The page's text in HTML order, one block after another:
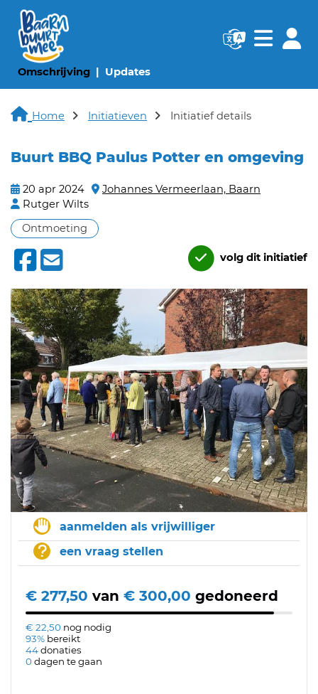
Omschrijving(huidige pagina)
Updates(huidige pagina)
Navigatie
Home Initiatieven Initiatief details
Buurt BBQ Paulus Potter en omgeving
20 apr 2024
Johannes Vermeerlaan, Baarn
Rutger Wilts
Ontmoeting
volg dit initiatief
aanmelden als vrijwilliger
een vraag stellen
€ 277,50 van € 300,00 gedoneerd
€ 22,50 nog nodig
93% bereikt
44donaties
0dagen te gaan